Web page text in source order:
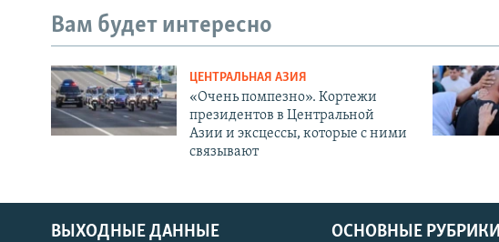
Вам будет интересно
ЦЕНТРАЛЬНАЯ АЗИЯ
«Очень помпезно». Кортежи
президентов в Центральной
Азии и эксцессы, которые с ними
связывают
ВЫХОДНЫЕ ДАННЫЕ ОСНОВНЫЕ РУБРИКИ